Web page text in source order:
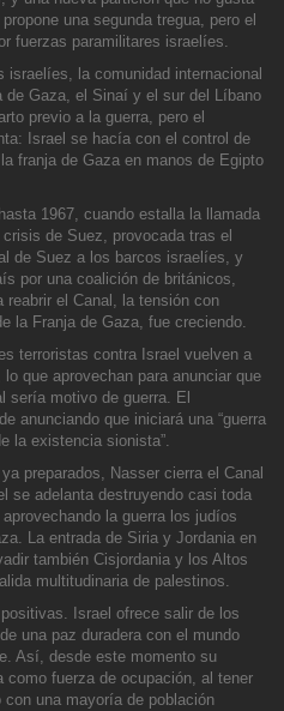
una segunda tregua, pero el
fuerzas paramilitares israelíes.
la comunidad internacional
de Gaza, el Sinaí y el sur del Líbano
previo a la guerra, pero el
Israel se hacía con el control de
franja de Gaza en manos de Egipto
1967, cuando estalla la llamada
de Suez, provocada tras el
de Suez a los barcos israelíes, y
por una coalición de británicos,
el Canal, la tensión con
la Franja de Gaza, fue creciendo.
terroristas contra Israel vuelven a
lo que aprovechan para anunciar que
sería motivo de guerra. El
anunciando que iniciará una “guerra
la existencia sionista”.
preparados, Nasser cierra el Canal
se adelanta destruyendo casi toda
la guerra los judíos
La entrada de Siria y Jordania en
también Cisjordania y los Altos
multitudinaria de palestinos.
Israel ofrece salir de los
una paz duradera con el mundo
Así, desde este momento su
fuerza de ocupación, al tener
una mayoría de población